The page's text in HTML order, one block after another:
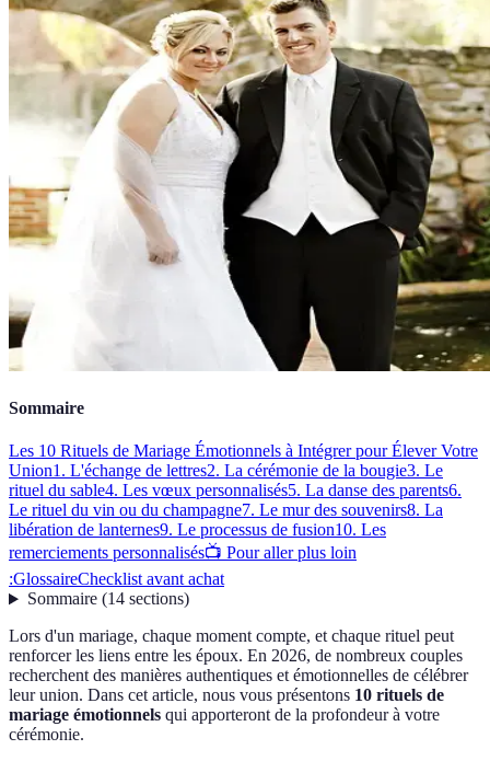
Sommaire
Les 10 Rituels de Mariage Émotionnels à Intégrer pour Élever Votre
Union1. L'échange de lettres2. La cérémonie de la bougie3. Le
rituel du sable4. Les vœux personnalisés5. La danse des parents6.
Le rituel du vin ou du champagne7. Le mur des souvenirs8. La
libération de lanternes9. Le processus de fusion10. Les
remerciements personnalisés📺 Pour aller plus loin
:GlossaireChecklist avant achat
Sommaire(14 sections)
Lors d'un mariage, chaque moment compte, et chaque rituel peut
renforcer les liens entre les époux. En 2026, de nombreux couples
recherchent des manières authentiques et émotionnelles de célébrer
leur union. Dans cet article, nous vous présentons 10 rituels de
mariage émotionnels qui apporteront de la profondeur à votre
cérémonie.